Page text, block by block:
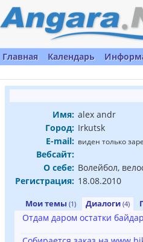
Главная Календарь
Имя: alex andr
Город: Irkutsk
E-mail: виден только
Вебсайт:
О себе: Волейбол,
Регистрация: 18.08.2010
Мои темы (1) Диалоги (4)
Отдам даром остатки